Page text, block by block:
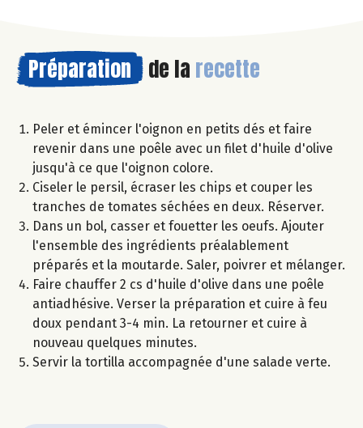
Préparation de la recette
Peler et émincer l'oignon en petits dés et faire
revenir dans une poêle avec un filet d'huile d'olive
jusqu'à ce que l'oignon colore.
Ciseler le persil, écraser les chips et couper les
tranches de tomates séchées en deux. Réserver.
Dans un bol, casser et fouetter les oeufs. Ajouter
l'ensemble des ingrédients préalablement
préparés et la moutarde. Saler, poivrer et mélanger.
Faire chauffer 2 cs d'huile d'olive dans une poêle
antiadhésive. Verser la préparation et cuire à feu
doux pendant 3-4 min. La retourner et cuire à
nouveau quelques minutes.
Servir la tortilla accompagnée d'une salade verte.